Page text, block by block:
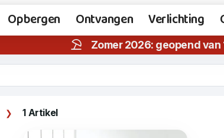
Opbergen Ontvangen Verlichting
Zomer 2026: geopend van
1 Artikel